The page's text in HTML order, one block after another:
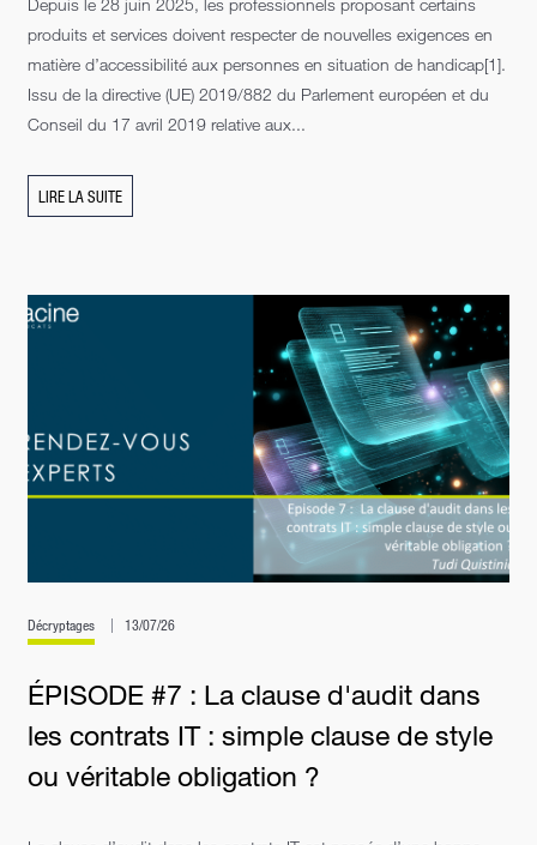
Depuis le 28 juin 2025, les professionnels proposant certains
produits et services doivent respecter de nouvelles exigences en
matière d’accessibilité aux personnes en situation de handicap[1].
Issu de la directive (UE) 2019/882 du Parlement européen et du
Conseil du 17 avril 2019 relative aux...
LIRE LA SUITE
Décryptages 13/07/26
ÉPISODE #7 : La clause d'audit dans
les contrats IT : simple clause de style
ou véritable obligation ?